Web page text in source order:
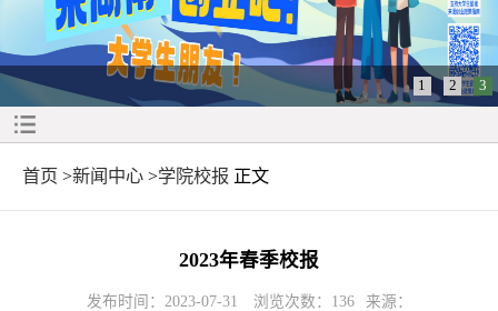
1 2 3
首页 >新闻中心 >学院校报 正文
2023年春季校报
发布时间：2023-07-31 浏览次数： 136 来源：